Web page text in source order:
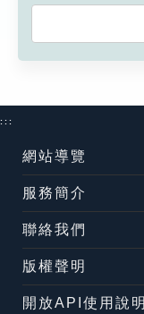
:::
網站導覽
服務簡介
聯絡我們
版權聲明
開放API使用說明